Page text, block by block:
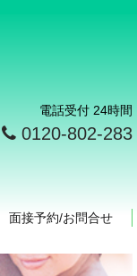
面接予約/お問合せ
電話受付 24時間
0120-802-283